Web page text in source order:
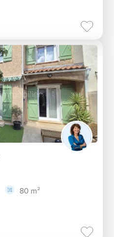
80 m²